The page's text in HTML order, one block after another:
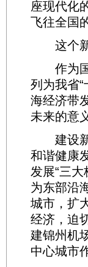
座现代化
飞往全国
这个新
作为国
列为我省
海经济带
未来的意
建设新
和谐健康
发展“三
为东部沿
城市，扩
经济，迫
建锦州机
中心城市